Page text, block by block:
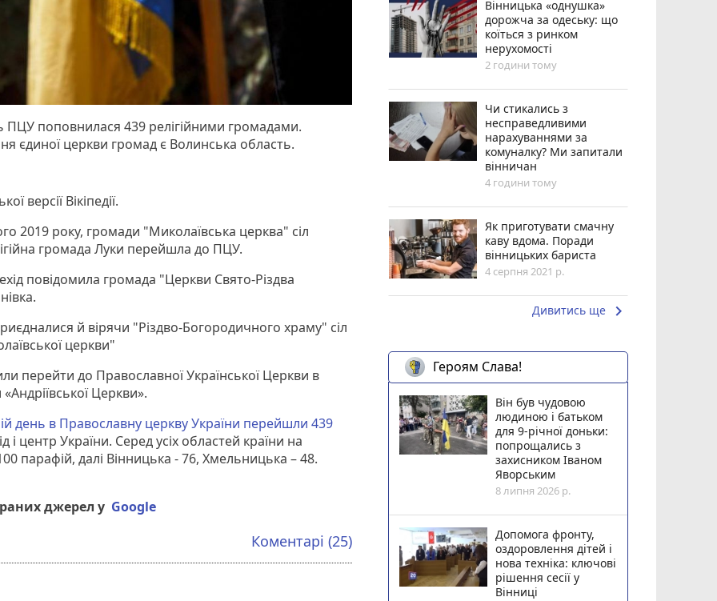
ПЦУ поповнилася 439 релігійними громадами.
єдиної церкви громад є Волинська область.
версії Вікіпедії.
2019 року, громади "Миколаївська церква" сіл
громада Луки перейшла до ПЦУ.
повідомила громада "Церкви Свято-Різдва
й вірячи "Різдво-Богородичного храму" сіл
церкви"
перейти до Православної Української Церкви в
Церкви».
день в Православну церкву України перейшли 439
і центр України. Серед усіх областей країни на
парафій, далі Вінницька - 76, Хмельницька – 48.
джерел у Google
Коментарі (25)
Вінницька «однушка»
дорожча за одеську: що
коїться з ринком
нерухомості
2 години тому
Чи стикались з
несправедливими
нарахуваннями за
комуналку? Ми запитали
вінничан
4 години тому
Як приготувати смачну
каву вдома. Поради
вінницьких бариста
4 серпня 2021 р.
Дивитись ще keyboard_arrow_right
Героям Слава!
Він був чудовою
людиною і батьком
для 9-річної доньки:
попрощались з
захисником Іваном
Яворським
8 липня 2026 р.
Допомога фронту,
оздоровлення дітей і
нова техніка: ключові
рішення сесії у
Вінниці